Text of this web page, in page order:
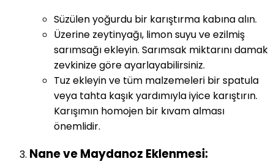
Süzülen yoğurdu bir karıştırma kabına alın.
Üzerine zeytinyağı, limon suyu ve ezilmiş
sarımsağı ekleyin. Sarımsak miktarını damak
zevkinize göre ayarlayabilirsiniz.
Tuz ekleyin ve tüm malzemeleri bir spatula
veya tahta kaşık yardımıyla iyice karıştırın.
Karışımın homojen bir kıvam alması
önemlidir.
Nane ve Maydanoz Eklenmesi: